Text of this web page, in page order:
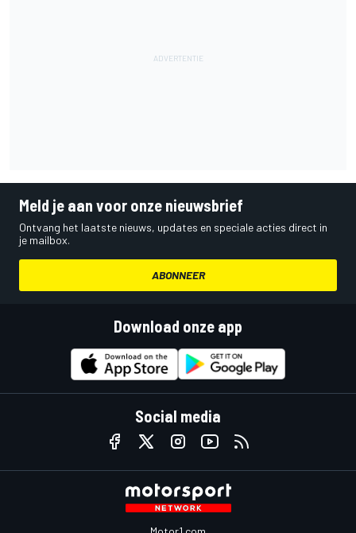
Meld je aan voor onze nieuwsbrief
Ontvang het laatste nieuws, updates en speciale acties direct in
je mailbox.
ABONNEER
Download onze app
Social media